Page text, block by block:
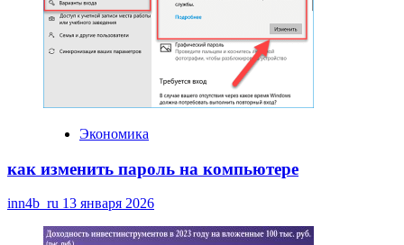
Экономика
как изменить пароль на компьютере
inn4b_ru 13 января 2026